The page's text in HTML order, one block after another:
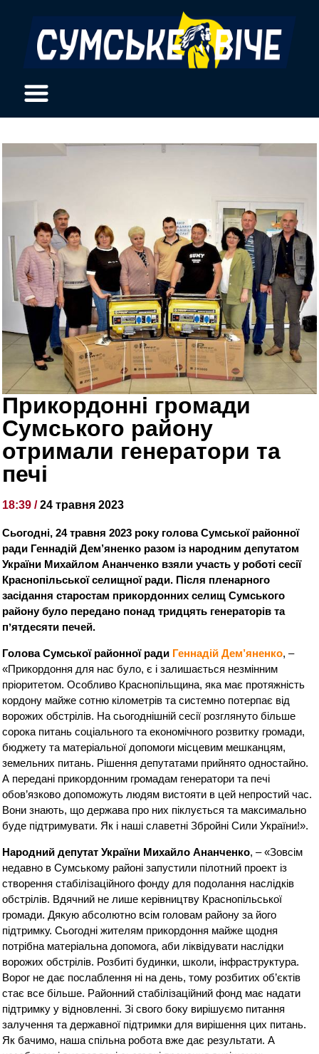
Прикордонні громади
Сумського району
отримали генератори та
печі
18:39 /24 травня 2023
Сьогодні, 24 травня 2023 року голова Сумської районної
ради Геннадій Дем’яненко разом із народним депутатом
України Михайлом Ананченко взяли участь у роботі сесії
Краснопільської селищної ради. Після пленарного
засідання старостам прикордонних селищ Сумського
району було передано понад тридцять генераторів та
пʼятдесяти печей.
Голова Сумської районної ради Геннадій Дем’яненко, –
«Прикордоння для нас було, є і залишається незмінним
пріоритетом. Особливо Краснопільщина, яка має протяжність
кордону майже сотню кілометрів та системно потерпає від
ворожих обстрілів. На сьогоднішній сесії розглянуто більше
сорока питань соціального та економічного розвитку громади,
бюджету та матеріальної допомоги місцевим мешканцям,
земельних питань. Рішення депутатами прийнято одностайно.
А передані прикордонним громадам генератори та печі
обов’язково допоможуть людям вистояти в цей непростий час.
Вони знають, що держава про них піклується та максимально
буде підтримувати. Як і наші славетні Збройні Сили України!».
Народний депутат України Михайло Ананченко, – «Зовсім
недавно в Сумському районі запустили пілотний проект із
створення стабілізаційного фонду для подолання наслідків
обстрілів. Вдячний не лише керівництву Краснопільської
громади. Дякую абсолютно всім головам району за його
підтримку. Сьогодні жителям прикордоння майже щодня
потрібна матеріальна допомога, аби ліквідувати наслідки
ворожих обстрілів. Розбиті будинки, школи, інфраструктура.
Ворог не дає послаблення ні на день, тому розбитих об’єктів
стає все більше. Районний стабілізаційний фонд має надати
підтримку у відновленні. Зі свого боку вирішуємо питання
залучення та державної підтримки для вирішення цих питань.
Як бачимо, наша спільна робота вже дає результати. А